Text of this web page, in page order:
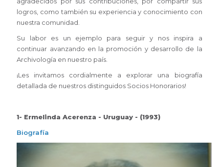
logros, como también su experiencia y conocimiento con
nuestra comunidad.
Su labor es un ejemplo para seguir y nos inspira a
continuar avanzando en la promoción y desarrollo de la
Archivología en nuestro país.
¡Les invitamos cordialmente a explorar una biografía
detallada de nuestros distinguidos Socios Honorarios!
1- Ermelinda Acerenza - Uruguay - (1993)
Biografía